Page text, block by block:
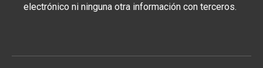
electrónico ni ninguna otra información con terceros.